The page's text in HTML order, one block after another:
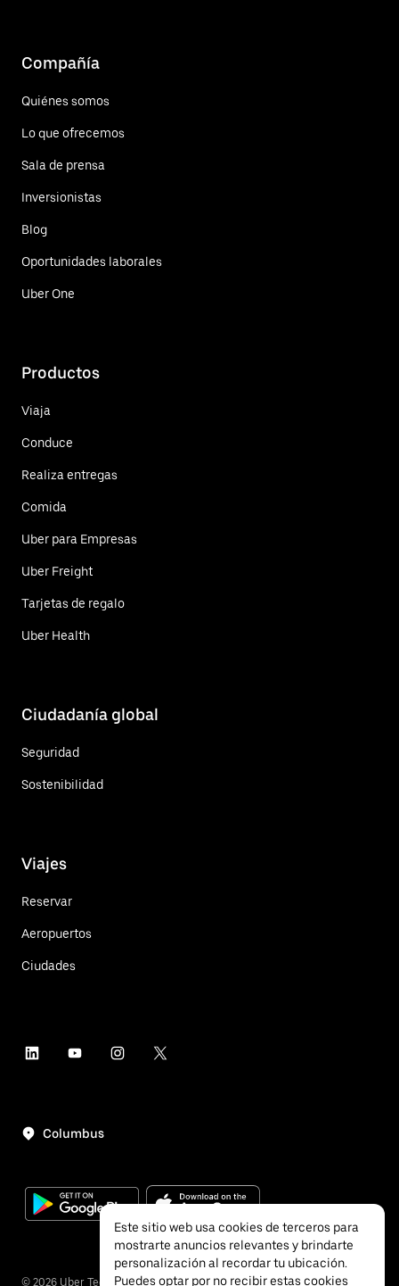
Compañía
Quiénes somos
Lo que ofrecemos
Sala de prensa
Inversionistas
Blog
Oportunidades laborales
Uber One
Productos
Viaja
Conduce
Realiza entregas
Comida
Uber para Empresas
Uber Freight
Tarjetas de regalo
Uber Health
Ciudadanía global
Seguridad
Sostenibilidad
Viajes
Reservar
Aeropuertos
Ciudades
Columbus
© 2026 Uber Technologies, Inc.
Este sitio web usa cookies de terceros para
mostrarte anuncios relevantes y brindarte
personalización al recordar tu ubicación.
Puedes optar por no recibir estas cookies